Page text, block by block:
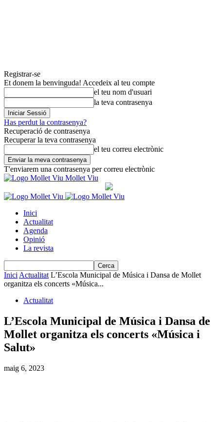
Registrar-se
Et donem la benvinguda! Accedeix al teu compte
el teu nom d'usuari
la teva contrasenya
Has perdut la contrasenya?
Recuperació de contrasenya
Recuperar la teva contrasenya
el teu correu electrònic
T'enviarem una contrasenya per correu electrònic
Mollet Viu
Inici
Actualitat
Agenda
Opinió
La revista
Inici Actualitat L’Escola Municipal de Música i Dansa de Mollet
organitza els concerts «Música...
Actualitat
L’Escola Municipal de Música i Dansa de
Mollet organitza els concerts «Música i
Salut»
maig 6, 2023